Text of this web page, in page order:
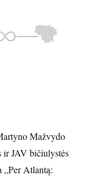
Mažvydo
ir JAV bičiulystės
„Per Atlantą: